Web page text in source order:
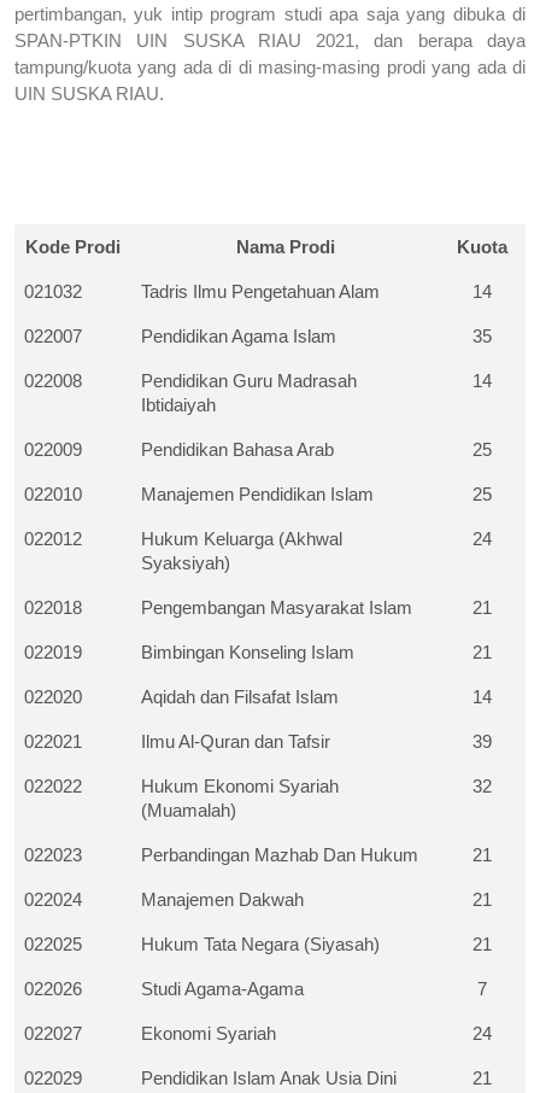
pertimbangan, yuk intip program studi apa saja yang dibuka di
SPAN-PTKIN UIN SUSKA RIAU 2021, dan berapa daya
tampung/kuota yang ada di di masing-masing prodi yang ada di
UIN SUSKA RIAU.
Kode Prodi Nama Prodi Kuota
021032 Tadris Ilmu Pengetahuan Alam 14
022007 Pendidikan Agama Islam 35
022008
Pendidikan Guru Madrasah
Ibtidaiyah
14
022009 Pendidikan Bahasa Arab 25
022010 Manajemen Pendidikan Islam 25
022012
Hukum Keluarga (Akhwal
Syaksiyah)
24
022018 Pengembangan Masyarakat Islam 21
022019 Bimbingan Konseling Islam 21
022020 Aqidah dan Filsafat Islam 14
022021 Ilmu Al-Quran dan Tafsir 39
022022
Hukum Ekonomi Syariah
(Muamalah)
32
022023 Perbandingan Mazhab Dan Hukum 21
022024 Manajemen Dakwah 21
022025 Hukum Tata Negara (Siyasah) 21
022026 Studi Agama-Agama 7
022027 Ekonomi Syariah 24
022029 Pendidikan Islam Anak Usia Dini 21